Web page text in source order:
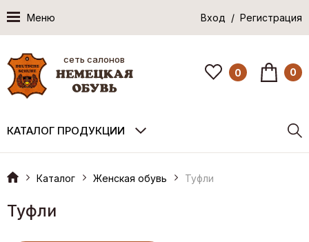
Меню Вход / Регистрация
сеть салонов
0 0
КАТАЛОГ ПРОДУКЦИИ
Каталог Женская обувь Туфли
Туфли